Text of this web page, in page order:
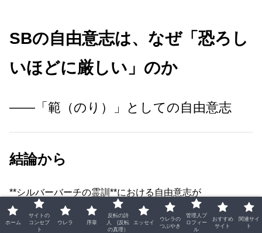
SBの自由意志は、なぜ「恐ろし
いほどに厳しい」のか
――「範（のり）」としての自由意志
結論から
**シルバーバーチの霊訓**における自由意志が
「恐ろしいほどに厳しい」と感じられる理由は、ただ一つ
です。
ホーム
サイトの
コンセプ
ト
ウレラ 序章
反転の詩
人 (反転
の真理）
エッセイ
ウレラの
つぶやき
管理人プ
ロフィー
ル
おすすめ
サイト
関連サイ
ト